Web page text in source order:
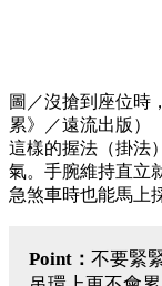
圖／沒搶到座位時
累》／遠流出版）
這樣的握法（掛法
氣。手腕維持直立
急煞車時也能馬上
Point： 不要緊